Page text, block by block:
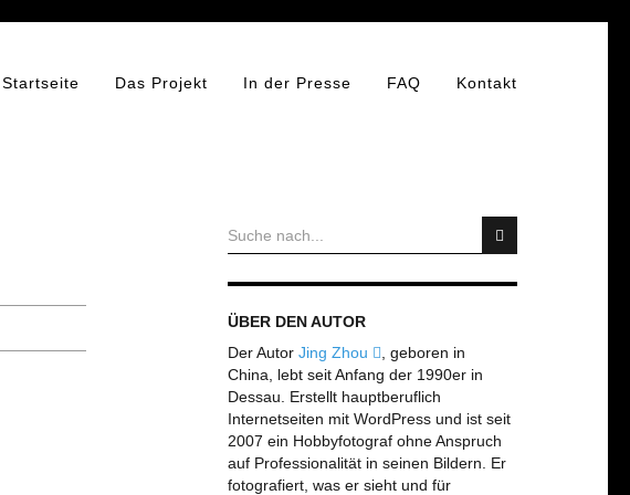
Startseite Das Projekt In der Presse FAQ Kontakt
ÜBER DEN AUTOR
Der Autor Jing Zhou
, geboren in
China, lebt seit Anfang der 1990er in
Dessau. Erstellt hauptberuflich
Internetseiten mit WordPress und ist seit
2007 ein Hobbyfotograf ohne Anspruch
auf Professionalität in seinen Bildern. Er
fotografiert, was er sieht und für